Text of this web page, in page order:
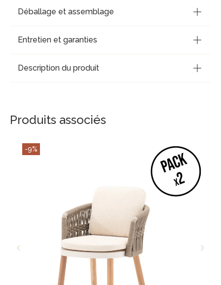
Déballage et assemblage
Entretien et garanties
Description du produit
Produits associés
-9%